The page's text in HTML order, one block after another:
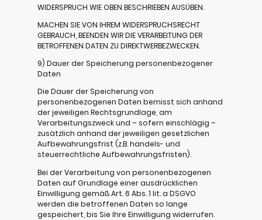
WIDERSPRUCH WIE OBEN BESCHRIEBEN AUSÜBEN.
MACHEN SIE VON IHREM WIDERSPRUCHSRECHT
GEBRAUCH, BEENDEN WIR DIE VERARBEITUNG DER
BETROFFENEN DATEN ZU DIREKTWERBEZWECKEN.
9) Dauer der Speicherung personenbezogener
Daten
Die Dauer der Speicherung von
personenbezogenen Daten bemisst sich anhand
der jeweiligen Rechtsgrundlage, am
Verarbeitungszweck und – sofern einschlägig –
zusätzlich anhand der jeweiligen gesetzlichen
Aufbewahrungsfrist (z.B. handels- und
steuerrechtliche Aufbewahrungsfristen).
Bei der Verarbeitung von personenbezogenen
Daten auf Grundlage einer ausdrücklichen
Einwilligung gemäß Art. 6 Abs. 1 lit. a DSGVO
werden die betroffenen Daten so lange
gespeichert, bis Sie Ihre Einwilligung widerrufen.